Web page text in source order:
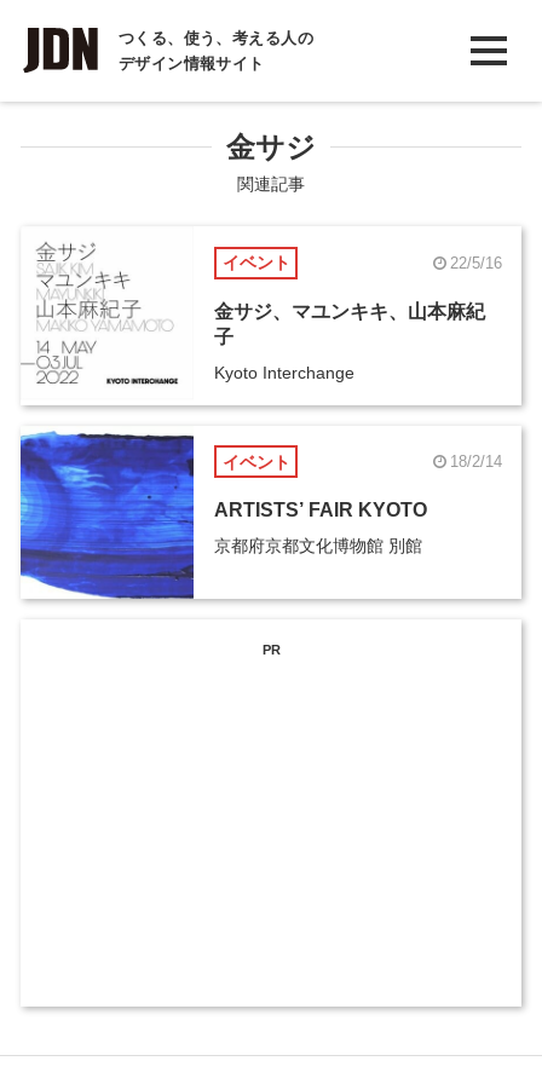
つくる、使う、考える人の
デザイン情報サイト
INTERVIEW
インタビュー
コラム
金サジ
関連記事
イベント 22/5/16
金サジ、マユンキキ、山本麻紀
子
Kyoto Interchange
イベント 18/2/14
ARTISTS’ FAIR KYOTO
京都府京都文化博物館 別館
PR